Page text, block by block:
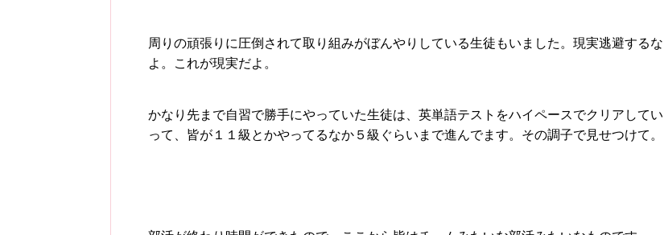
周りの頑張りに圧倒されて取り組みがぼんやりしている生徒もいました。現実逃避するな
よ。これが現実だよ。
かなり先まで自習で勝手にやっていた生徒は、英単語テストをハイペースでクリアしてい
って、皆が１１級とかやってるなか５級ぐらいまで進んでます。その調子で見せつけて。